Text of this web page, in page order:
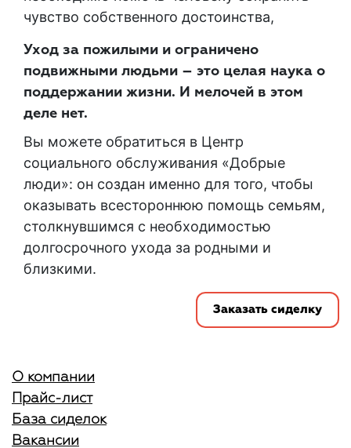
чувство собственного достоинства,
Уход за пожилыми и ограничено
подвижными людьми – это целая наука о
поддержании жизни. И мелочей в этом
деле нет.
Вы можете обратиться в Центр
социального обслуживания «Добрые
люди»: он создан именно для того, чтобы
оказывать всестороннюю помощь семьям,
столкнувшимся с необходимостью
долгосрочного ухода за родными и
близкими.
Заказать сиделку
О компании
Прайс-лист
База сиделок
Вакансии